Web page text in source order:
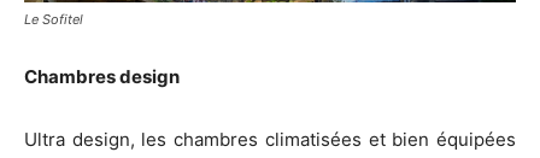
Le Sofitel
Chambres design
Ultra design, les chambres climatisées et bien équipées